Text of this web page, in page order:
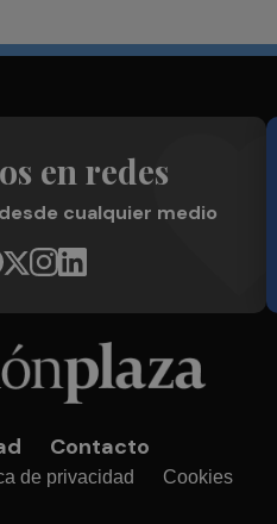
en redes
cualquier medio
Contacto
de privacidad Cookies